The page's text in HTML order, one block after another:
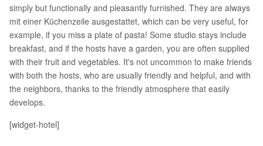
simply but functionally and pleasantly furnished. They are always
mit einer Küchenzeile ausgestattet, which can be very useful, for
example, if you miss a plate of pasta! Some studio stays include
breakfast, and if the hosts have a garden, you are often supplied
with their fruit and vegetables. It's not uncommon to make friends
with both the hosts, who are usually friendly and helpful, and with
the neighbors, thanks to the friendly atmosphere that easily
develops.
[widget-hotel]